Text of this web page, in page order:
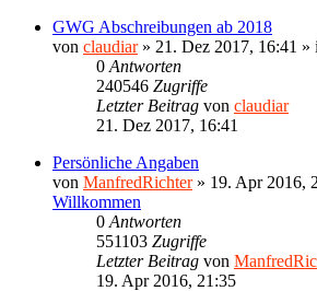
GWG Abschreibungen ab 2018
von claudiar» 21. Dez 2017, 16:41 »
0 Antworten
240546 Zugriffe
Letzter Beitrag von claudiar
21. Dez 2017, 16:41
Persönliche Angaben
von ManfredRichter» 19. Apr 2016,
Willkommen
0 Antworten
551103 Zugriffe
Letzter Beitrag von
19. Apr 2016, 21:35